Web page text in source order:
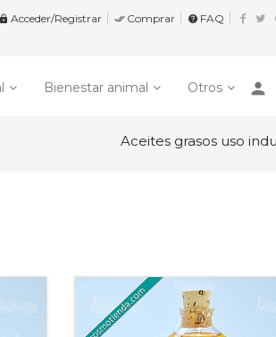
Acceder/Registrar  Comprar help FAQ
Bienestar animal Otros person
Aceites grasos uso